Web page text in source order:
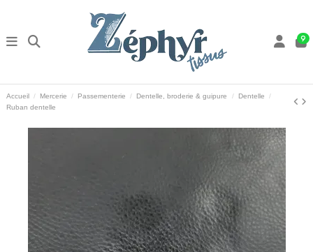
9
Accueil Mercerie Passementerie Dentelle, broderie & guipure
Dentelle
Ruban dentelle